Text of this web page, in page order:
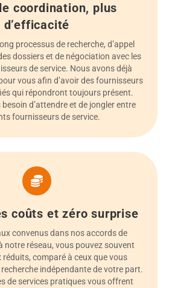
coordination, plus
d’efficacité
processus de recherche, d’appel
dossiers et de négociation avec les
de service. Nous avons déjà
vous afin d’avoir des fournisseurs
qui répondront toujours présent.
besoin d’attendre et de jongler entre
fournisseurs de service.
coûts et zéro surprise
convenus dans nos accords de
notre réseau, vous pouvez souvent
réduits, comparé à ceux que vous
indépendante de votre part.
de services pratiques vous offrent